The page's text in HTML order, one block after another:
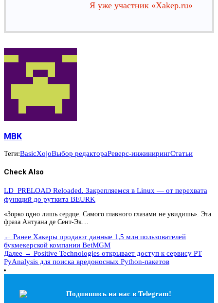
Я уже участник «Xakep.ru»
МВК
Теги:BasicXojoВыбор редактораРеверс-инжинирингСтатьи
Check Also
LD_PRELOAD Reloaded. Закрепляемся в Linux — от перехвата
функций до руткита BEURK
«Зорко одно лишь сердце. Самого главного глазами не увидишь». Эта
фраза Антуана де Сент-Эк…
← Ранее Хакеры продают данные 1,5 млн пользователей
букмекерской компании BetMGM
Далее → Positive Technologies открывает доступ к сервису PT
PyAnalysis для поиска вредоносных Python-пакетов
Подпишись на наc в Telegram!